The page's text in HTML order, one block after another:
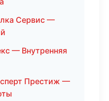
Сервис —
— Внутренняя
Престиж —